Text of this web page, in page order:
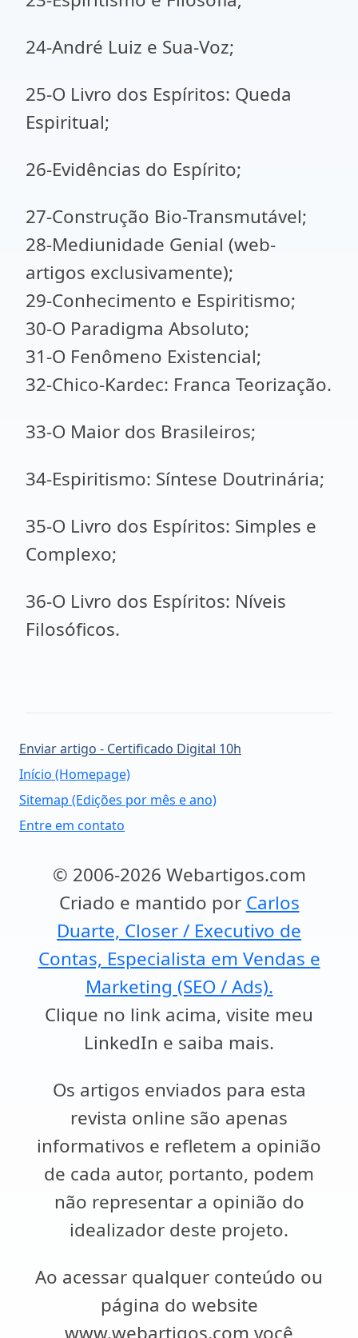
24-André Luiz e Sua-Voz;
25-O Livro dos Espíritos: Queda
Espiritual;
26-Evidências do Espírito;
27-Construção Bio-Transmutável;
28-Mediunidade Genial (web-
artigos exclusivamente);
29-Conhecimento e Espiritismo;
30-O Paradigma Absoluto;
31-O Fenômeno Existencial;
32-Chico-Kardec: Franca Teorização.
33-O Maior dos Brasileiros;
34-Espiritismo: Síntese Doutrinária;
35-O Livro dos Espíritos: Simples e
Complexo;
36-O Livro dos Espíritos: Níveis
Filosóficos.
Enviar artigo - Certificado Digital 10h
Início (Homepage)
Sitemap (Edições por mês e ano)
Entre em contato
© 2006-2026 Webartigos.com
Criado e mantido por Carlos
Duarte, Closer / Executivo de
Contas, Especialista em Vendas e
Marketing (SEO / Ads).
Clique no link acima, visite meu
LinkedIn e saiba mais.
Os artigos enviados para esta
revista online são apenas
informativos e refletem a opinião
de cada autor, portanto, podem
não representar a opinião do
idealizador deste projeto.
Ao acessar qualquer conteúdo ou
página do website
www.webartigos.com você